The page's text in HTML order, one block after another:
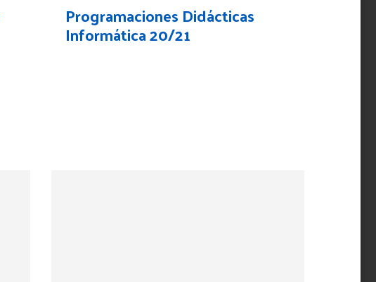
Programaciones Didácticas
Informática 20/21